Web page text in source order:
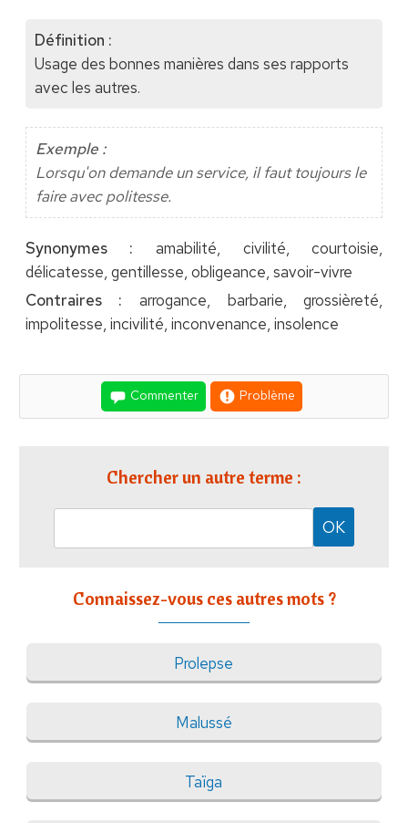
Définition :
Usage des bonnes manières dans ses rapports
avec les autres.
Exemple :
Lorsqu'on demande un service, il faut toujours le
faire avec politesse.
Synonymes : amabilité, civilité, courtoisie,
délicatesse, gentillesse, obligeance, savoir-vivre
Contraires : arrogance, barbarie, grossièreté,
impolitesse, incivilité, inconvenance, insolence
Commenter Problème
Chercher un autre terme :
Connaissez-vous ces autres mots ?
Prolepse
Malussé
Taïga